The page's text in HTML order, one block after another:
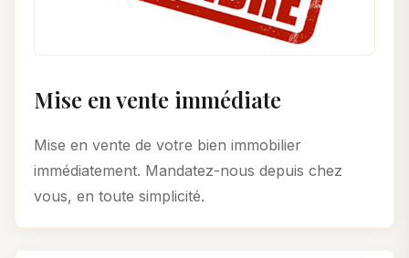
Mise en vente immédiate
Mise en vente de votre bien immobilier
immédiatement. Mandatez-nous depuis chez
vous, en toute simplicité.